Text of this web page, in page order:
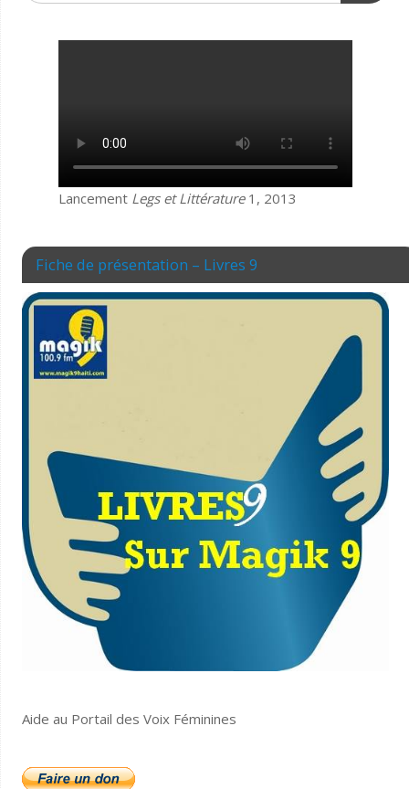
Lancement Legs et Littérature1, 2013
Fiche de présentation – Livres 9
Aide au Portail des Voix Féminines